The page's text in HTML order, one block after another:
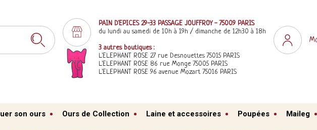
PAIN D'EPICES 29-33 PASSAGE JOUFFROY - 75009 PARIS
du lundi au samedi de 10h à 19h / dimanche de 12h30 à 18h
3 autres boutiques :
L'ELEPHANT ROSE 27 rue Desnouettes 75015 PARIS
L'ELEPHANT ROSE 86 rue Monge 75005 PARIS
L'ELEPHANT ROSE 96 avenue Mozart 75016 PARIS
son ours Ours de Collection Laine et accessoires Poupées Maileg